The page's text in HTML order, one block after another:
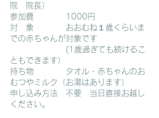
院 院長）
参加費 1000円
対 象 おおむね１歳くらいま
での赤ちゃんが対象です
(1歳過ぎても続けるこ
ともできます）
持ち物 タオル・赤ちゃんのお
むつやミルク（お湯はあります）
申し込み方法 不要 当日直接お越し
ください。